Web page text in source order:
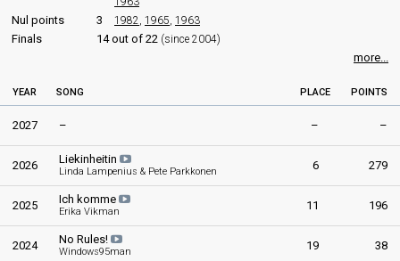
Finland 1967:Varjoon-suojaan
Finland 1966:Playboy(composer, lyricist, conductor)
SPOKESPERSON
Solveig Herlin
Finland 1996: spokesperson
Finland 1994: spokesperson
Finland 1993: spokesperson
Finland 1992
Finland 1990
Finland 1989: spokesperson
Finland 1988
Nul points 3 1982, 1965, 1963
Finals 14 out of 22 (since 2004)
more...
YEAR SONG PLACE POINTS
2027 – – –
2026 Liekinheitin
Linda Lampenius & Pete Parkkonen 6 279
2025 Ich komme
Erika Vikman 11 196
2024 No Rules!
Windows95man 19 38